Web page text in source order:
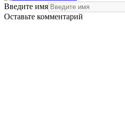
Введите имя
Оставьте комментарий